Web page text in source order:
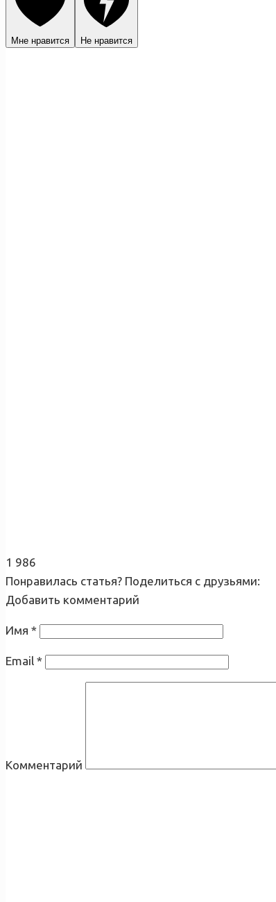
Мне нравится Не нравится
1 986
Понравилась статья? Поделиться с друзьями:
Добавить комментарий
Имя *
Email *
Комментарий